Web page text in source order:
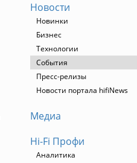
Новости
Новинки
Бизнес
Технологии
События
Пресс-релизы
Новости портала hifiNews
Медиа
Hi-Fi Профи
Аналитика